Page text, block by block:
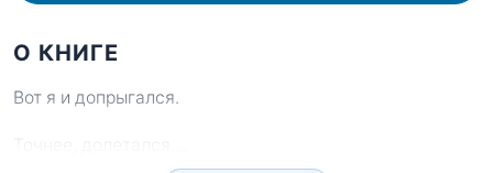
О КНИГЕ
Вот я и допрыгался.